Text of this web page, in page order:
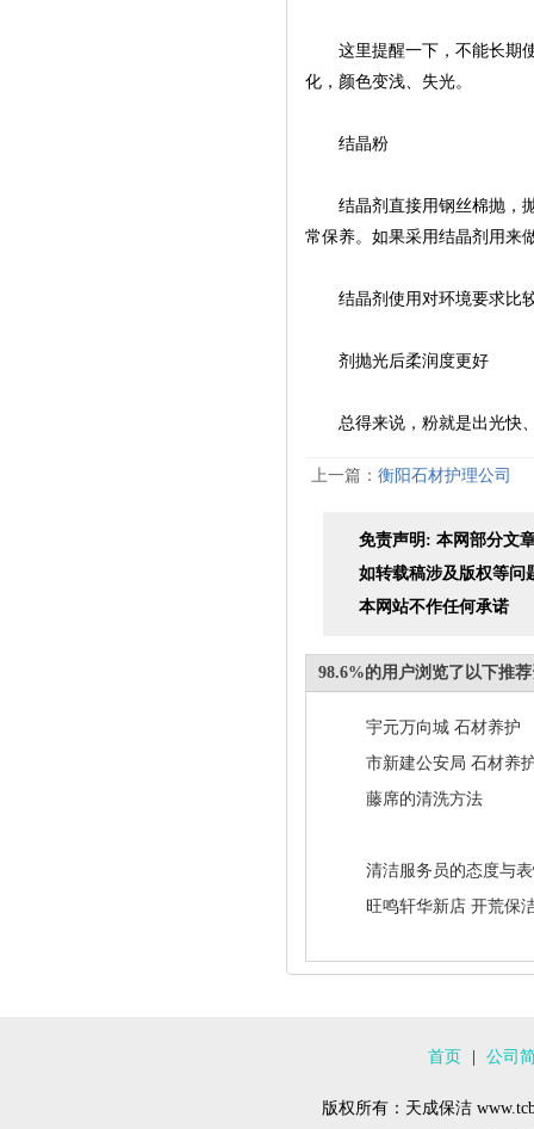
这里提醒一下，不能长期使
化，颜色变浅、失光。
结晶粉
结晶剂直接用钢丝棉抛，抛
常保养。如果采用结晶剂用来
结晶剂使用对环境要求比较
剂抛光后柔润度更好
总得来说，粉就是出光快、
上一篇： 衡阳石材护理公司
免责声明: 本网部分文
如转载稿涉及版权等问
本网站不作任何承诺
98.6%的用户浏览了以下推
宇元万向城 石材养护
市新建公安局 石材养
藤席的清洗方法
清洁服务员的态度与
旺鸣轩华新店 开荒保
首页 公司
版权所有：天成保洁